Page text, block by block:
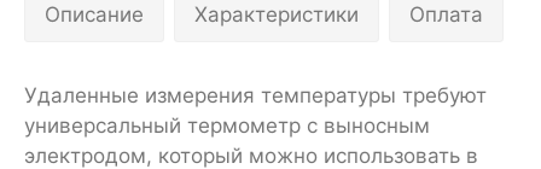
Описание Характеристики Оплата
Удаленные измерения температуры требуют
универсальный термометр с выносным
электродом, который можно использовать в